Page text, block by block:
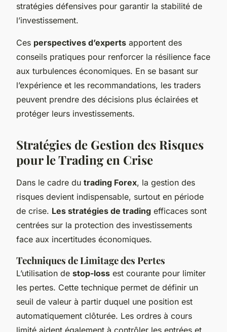
stratégies défensives pour garantir la stabilité de
l’investissement.
Ces perspectives d’experts apportent des
conseils pratiques pour renforcer la résilience face
aux turbulences économiques. En se basant sur
l’expérience et les recommandations, les traders
peuvent prendre des décisions plus éclairées et
protéger leurs investissements.
Stratégies de Gestion des Risques
pour le Trading en Crise
Dans le cadre du trading Forex, la gestion des
risques devient indispensable, surtout en période
de crise. Les stratégies de trading efficaces sont
centrées sur la protection des investissements
face aux incertitudes économiques.
Techniques de Limitage des Pertes
L’utilisation de stop-loss est courante pour limiter
les pertes. Cette technique permet de définir un
seuil de valeur à partir duquel une position est
automatiquement clôturée. Les ordres à cours
limité aident également à contrôler les entrées et